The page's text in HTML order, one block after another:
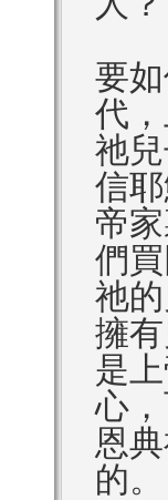
要
代
祂
信
帝
們
祂
擁
是
心
恩
的。